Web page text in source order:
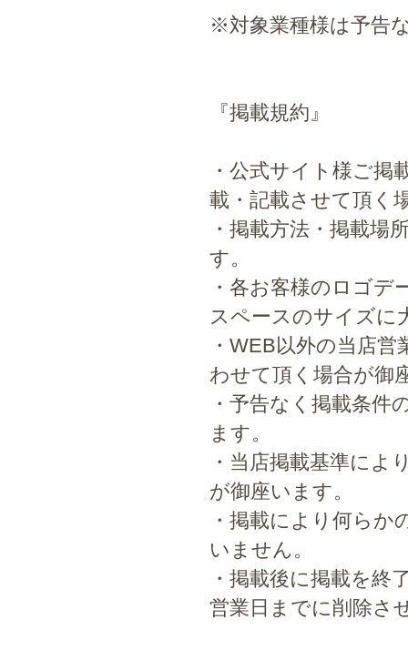
※対象業種様は予告
『掲載規約』
・公式サイト様ご掲
載・記載させて頂く
・掲載方法・掲載場
す。
・各お客様のロゴデ
スペースのサイズに
・WEB以外の当店
わせて頂く場合が御
・予告なく掲載条件
ます。
・当店掲載基準によ
が御座います。
・掲載により何ら
いません。
・掲載後に掲載を終
営業日までに削除さ